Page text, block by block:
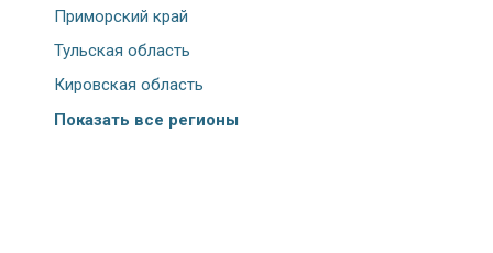
Приморский край
Тульская область
Кировская область
Показать все регионы